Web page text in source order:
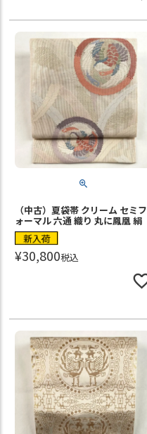
（中古）夏袋帯 クリーム セミフ
ォーマル 六通 織り 丸に鳳凰 絹
新入荷
¥30,800税込